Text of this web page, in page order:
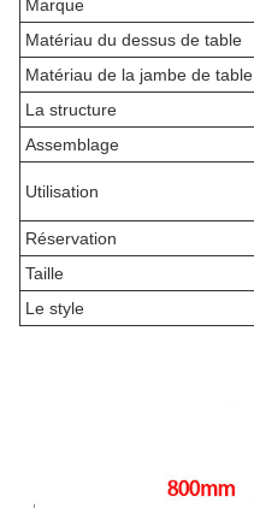
Marque
Matériau du dessus de table
Matériau de la jambe de table
La structure
Assemblage
Utilisation
Réservation
Taille
Le style